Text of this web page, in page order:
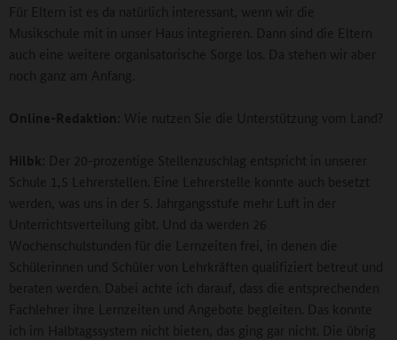
Für Eltern ist es da natürlich interessant, wenn wir die
Musikschule mit in unser Haus integrieren. Dann sind die Eltern
auch eine weitere organisatorische Sorge los. Da stehen wir aber
noch ganz am Anfang.
Online-Redaktion: Wie nutzen Sie die Unterstützung vom Land?
Hilbk: Der 20-prozentige Stellenzuschlag entspricht in unserer
Schule 1,5 Lehrerstellen. Eine Lehrerstelle konnte auch besetzt
werden, was uns in der 5. Jahrgangsstufe mehr Luft in der
Unterrichtsverteilung gibt. Und da werden 26
Wochenschulstunden für die Lernzeiten frei, in denen die
Schülerinnen und Schüler von Lehrkräften qualifiziert betreut und
beraten werden. Dabei achte ich darauf, dass die entsprechenden
Fachlehrer ihre Lernzeiten und Angebote begleiten. Das konnte
ich im Halbtagssystem nicht bieten, das ging gar nicht. Die übrig